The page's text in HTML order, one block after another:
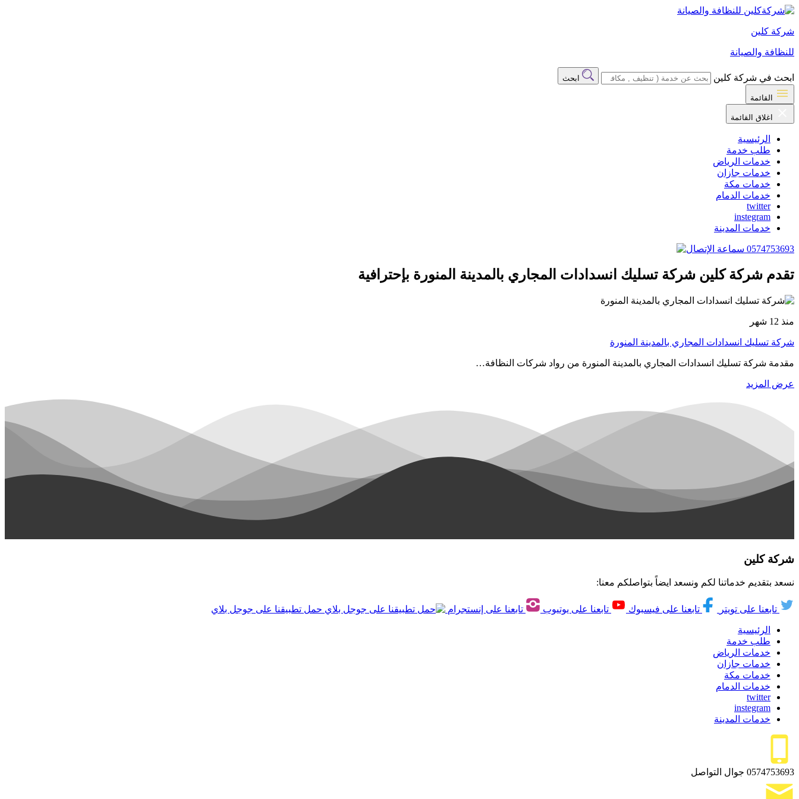
شركة كلين
للنظافة والصيانة
ابحث في شركة كلين ابحث
القائمة
اغلاق القائمة
الرئيسية
طلب خدمة
خدمات الرياض
خدمات جازان
خدمات مكة
خدمات الدمام
twitter
instegram
خدمات المدينة
0574753693
تقدم شركة كلين شركة تسليك انسدادات المجاري بالمدينة المنورة بإحترافية
منذ 12 شهر
شركة تسليك انسدادات المجاري بالمدينة المنورة
مقدمة شركة تسليك انسدادات المجاري بالمدينة المنورة من رواد شركات النظافة…
عرض المزيد
شركة كلين
نسعد بتقديم خدماتنا لكم ونسعد ايضاً بتواصلكم معنا:
تابعنا على تويتر تابعنا على فيسبوك تابعنا على يوتيوب تابعنا على إنستجرام حمل تطبيقنا على جوجل بلاي
الرئيسية
طلب خدمة
خدمات الرياض
خدمات جازان
خدمات مكة
خدمات الدمام
twitter
instegram
خدمات المدينة
0574753693 جوال التواصل